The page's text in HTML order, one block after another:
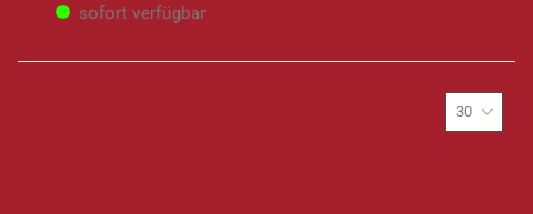
sofort verfügbar